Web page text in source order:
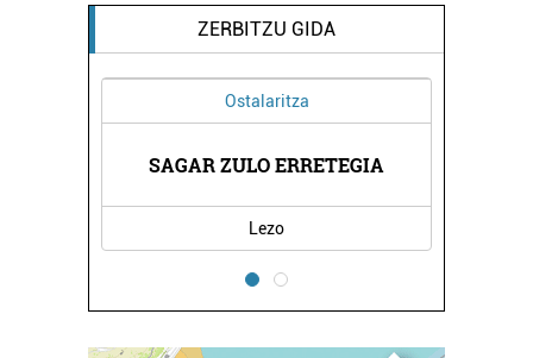
ZERBITZU GIDA
Ostalaritza
SAGAR ZULO ERRETEGIA
Lezo